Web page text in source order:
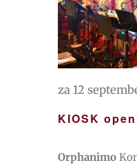
KIOSK
za 12
Orphanimo